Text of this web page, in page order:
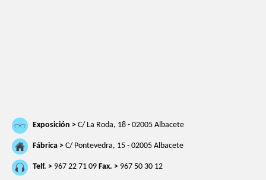
Exposición > C/ La Roda, 18 - 02005 Albacete
Fábrica > C/ Pontevedra, 15 - 02005 Albacete
Telf. > 967 22 71 09 Fax. > 967 50 30 12